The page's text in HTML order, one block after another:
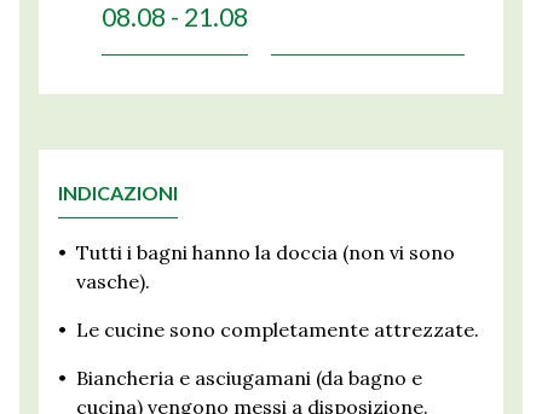
08.08 - 21.08
INDICAZIONI
• Tutti i bagni hanno la doccia (non vi sono
vasche).
• Le cucine sono completamente attrezzate.
• Biancheria e asciugamani (da bagno e
cucina) vengono messi a disposizione.